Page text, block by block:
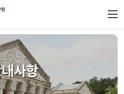
생 소개
사항